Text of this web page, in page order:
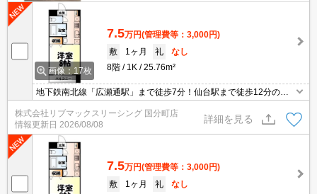
画像：17枚
7.5万円(管理費等：3,000円)
敷
1ヶ月 礼
なし
8階
1K 25.76m²
地下鉄南北線「広瀬通駅」まで徒歩7分！仙台駅まで徒歩12分の好
立地！コンビニまで徒歩1分！都市ガスで経済的★人気設備の洗髪
洗面化粧台・TVインターホン・宅配ボックスも完備。
株式会社リブマックスリーシング 国分町店
情報更新日 2026/08/08
詳細を見る
7.5万円(管理費等：3,000円)
敷
1ヶ月 礼
なし